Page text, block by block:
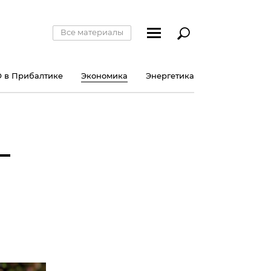
Все материалы
Прибалтике Экономика Энергетика